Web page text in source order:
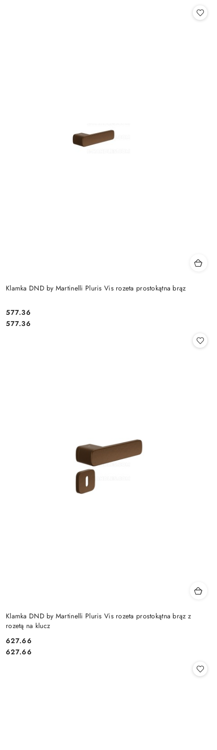
Klamka DND by Martinelli Pluris Vis rozeta prostokątna brąz
Cena:
577.36
Cena:
577.36
Klamka DND by Martinelli Pluris Vis rozeta prostokątna brąz z
rozetą na klucz
Cena:
627.66
Cena:
627.66